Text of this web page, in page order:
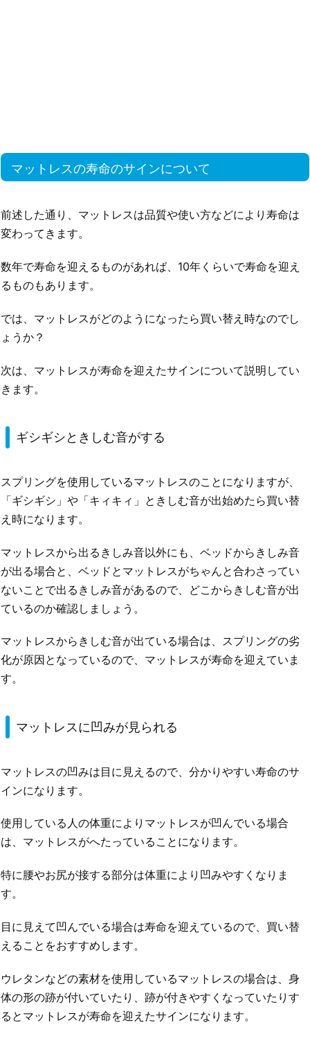
マットレスの寿命のサインについて
前述した通り、マットレスは品質や使い方などにより寿命は
変わってきます。
数年で寿命を迎えるものがあれば、10年くらいで寿命を迎え
るものもあります。
では、マットレスがどのようになったら買い替え時なのでし
ょうか？
次は、マットレスが寿命を迎えたサインについて説明してい
きます。
ギシギシときしむ音がする
スプリングを使用しているマットレスのことになりますが、
「ギシギシ」や「キィキィ」ときしむ音が出始めたら買い替
え時になります。
マットレスから出るきしみ音以外にも、ベッドからきしみ音
が出る場合と、ベッドとマットレスがちゃんと合わさってい
ないことで出るきしみ音があるので、どこからきしむ音が出
ているのか確認しましょう。
マットレスからきしむ音が出ている場合は、スプリングの劣
化が原因となっているので、マットレスが寿命を迎えていま
す。
マットレスに凹みが見られる
マットレスの凹みは目に見えるので、分かりやすい寿命のサ
インになります。
使用している人の体重によりマットレスが凹んでいる場合
は、マットレスがへたっていることになります。
特に腰やお尻が接する部分は体重により凹みやすくなりま
す。
目に見えて凹んでいる場合は寿命を迎えているので、買い替
えることをおすすめします。
ウレタンなどの素材を使用しているマットレスの場合は、身
体の形の跡が付いていたり、跡が付きやすくなっていたりす
るとマットレスが寿命を迎えたサインになります。